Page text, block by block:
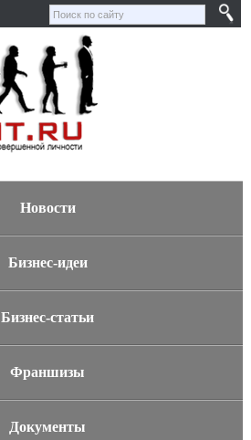
Новости
Бизнес-идеи
Бизнес-статьи
Франшизы
Документы